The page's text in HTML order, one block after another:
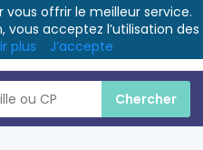
vous offrir le meilleur service.
acceptez l’utilisation des
plus J’accepte